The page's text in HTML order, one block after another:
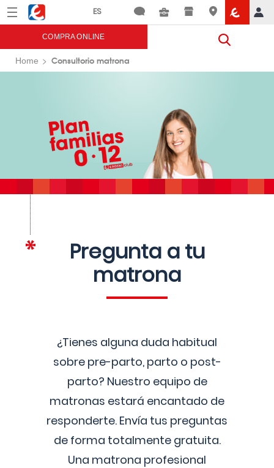
Menú Eroski
COMPRA ONLINE
Home Consultorio matrona
Pregunta a tu
matrona
¿Tienes alguna duda habitual
sobre pre-parto, parto o post-
parto? Nuestro equipo de
matronas estará encantado de
responderte. Envía tus preguntas
de forma totalmente gratuita.
Una matrona profesional